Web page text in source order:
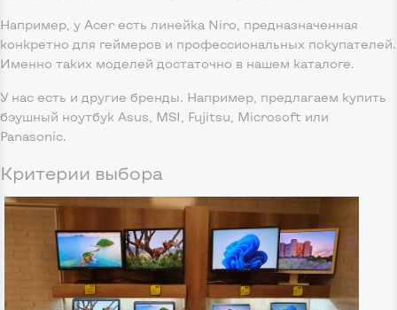
Например, у Acer есть линейка Niro, предназначенная
конкретно для геймеров и профессиональных покупателей.
Именно таких моделей достаточно в нашем каталоге.
У нас есть и другие бренды. Например, предлагаем купить
бэушный ноутбук Asus, MSI, Fujitsu, Microsoft или
Panasonic.
Критерии выбора